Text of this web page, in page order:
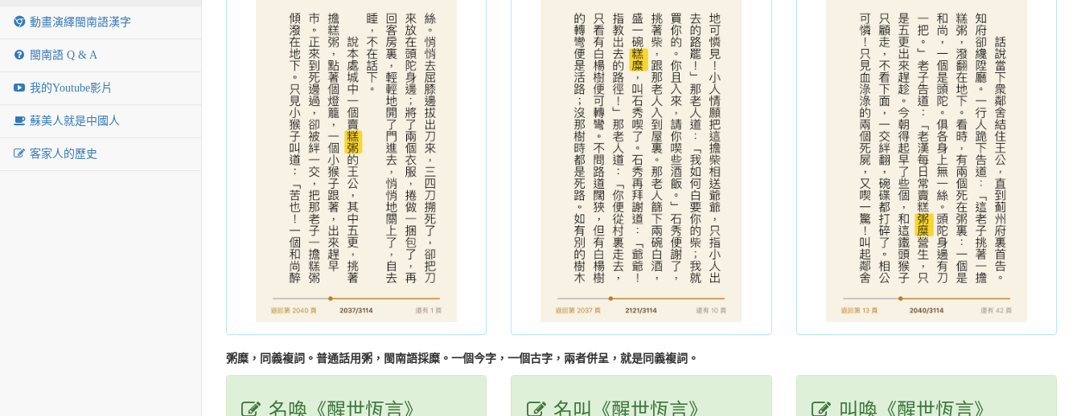
動畫演繹閩南語漢字
閩南語 Q & A
我的Youtube影片
蘇美人就是中國人
客家人的歷史
粥糜，同義複詞。普通話用粥，閩南語採糜。一個今字，一個古字，兩者併呈，就是同義複詞。
名喚《醒世恆言》 名叫《醒世恆言》 叫喚《醒世恆言》